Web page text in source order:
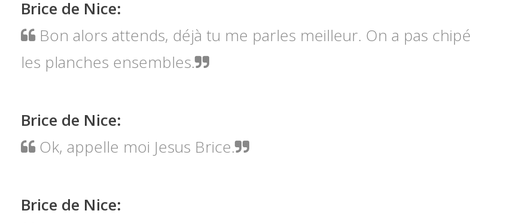
Brice de Nice:
Bon alors attends, déjà tu me parles meilleur. On a pas chipé
les planches ensembles.
Brice de Nice:
Ok, appelle moi Jesus Brice.
Brice de Nice: